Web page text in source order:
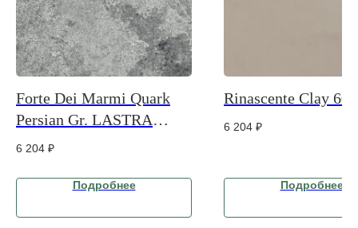
Forte Dei Marmi Quark
Persian Gr. LASTRA
20mm
6 204 ₽
Подробнее
Rinascente Clay
6 204 ₽
Подробнее